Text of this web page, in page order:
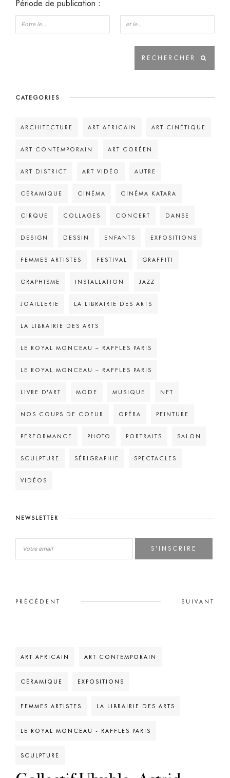
Période de publication :
CATEGORIES
ARCHITECTURE ART AFRICAIN ART CINÉTIQUE
ART CONTEMPORAIN ART CORÉEN
ART DISTRICT ART VIDÉO AUTRE
CÉRAMIQUE CINÉMA CINÉMA KATARA
CIRQUE COLLAGES CONCERT DANSE
DESIGN DESSIN ENFANTS EXPOSITIONS
FEMMES ARTISTES FESTIVAL GRAFFITI
GRAPHISME INSTALLATION JAZZ
JOAILLERIE LA LIBRAIRIE DES ARTS
LA LIBRAIRIE DES ARTS
LE ROYAL MONCEAU – RAFFLES PARIS
LE ROYAL MONCEAU – RAFFLES PARIS
LIVRE D'ART MODE MUSIQUE NFT
NOS COUPS DE COEUR OPÉRA PEINTURE
PERFORMANCE PHOTO PORTRAITS SALON
SCULPTURE SÉRIGRAPHIE SPECTACLES
VIDÉOS
NEWSLETTER
S'INSCRIRE
PRÉCÉDENT SUIVANT
ART AFRICAIN ART CONTEMPORAIN
CÉRAMIQUE EXPOSITIONS
FEMMES ARTISTES LA LIBRAIRIE DES ARTS
LE ROYAL MONCEAU - RAFFLES PARIS
SCULPTURE